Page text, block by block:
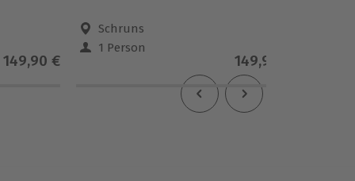
149,90 €
Schruns
1 Person
149,90 €